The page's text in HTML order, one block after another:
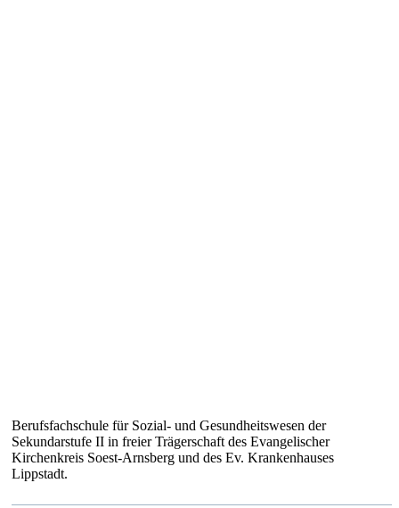
Berufsfachschule für Sozial- und Gesundheitswesen der
Sekundarstufe II in freier Trägerschaft des Evangelischer
Kirchenkreis Soest-Arnsberg und des Ev. Krankenhauses
Lippstadt.